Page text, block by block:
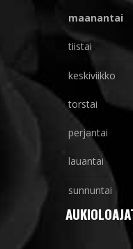
maanantai
tiistai
keskiviikko
torstai
perjantai
lauantai
sunnuntai